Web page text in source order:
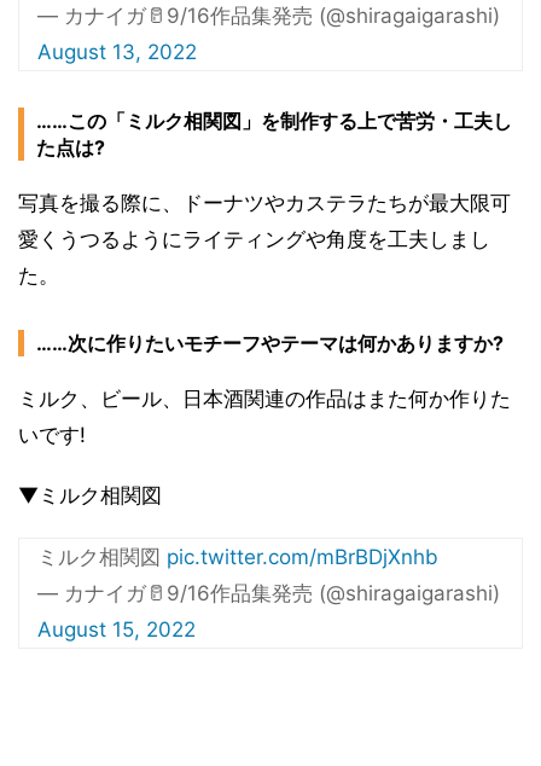
— カナイガ🥛9/16作品集発売 (@shiragaigarashi)
August 13, 2022
……この「ミルク相関図」を制作する上で苦労・工夫し
た点は?
写真を撮る際に、ドーナツやカステラたちが最大限可
愛くうつるようにライティングや角度を工夫しまし
た。
……次に作りたいモチーフやテーマは何かありますか?
ミルク、ビール、日本酒関連の作品はまた何か作りた
いです!
▼ミルク相関図
ミルク相関図 pic.twitter.com/mBrBDjXnhb
— カナイガ🥛9/16作品集発売 (@shiragaigarashi)
August 15, 2022